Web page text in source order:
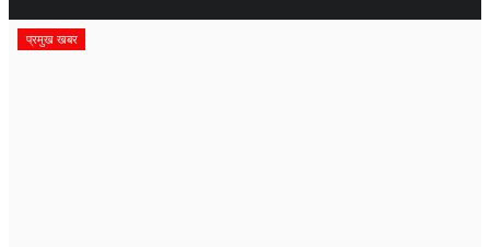
प्रमुख खबर